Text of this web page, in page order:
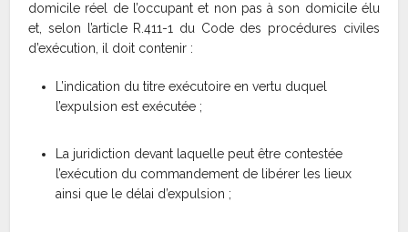
domicile réel de l’occupant et non pas à son domicile élu
et, selon l’article R.411-1 du Code des procédures civiles
d’exécution, il doit contenir :
L’indication du titre exécutoire en vertu duquel
l’expulsion est exécutée ;
La juridiction devant laquelle peut être contestée
l’exécution du commandement de libérer les lieux
ainsi que le délai d’expulsion ;